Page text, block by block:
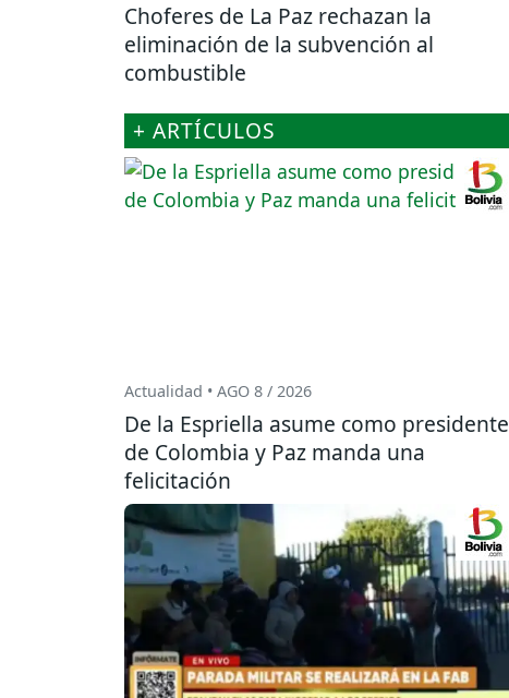
Choferes de La Paz rechazan la
eliminación de la subvención al
combustible
+ ARTÍCULOS
Actualidad • AGO 8 / 2026
De la Espriella asume como presidente
de Colombia y Paz manda una
felicitación